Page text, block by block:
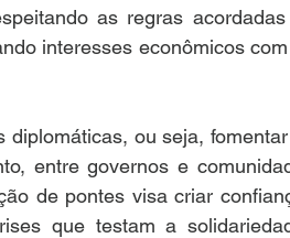
as regras
interesses econômicos
ou seja,
entre governos e
de pontes visa criar
que testam a